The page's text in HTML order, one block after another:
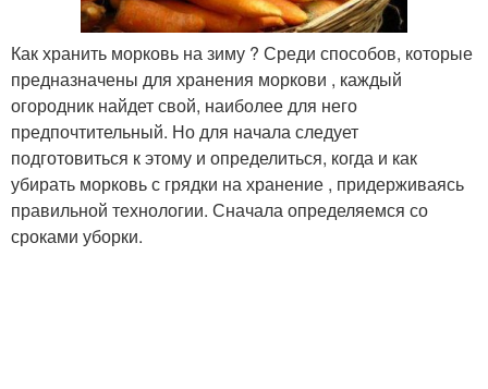
Как хранить морковь на зиму ? Среди способов, которые
предназначены для хранения моркови , каждый
огородник найдет свой, наиболее для него
предпочтительный. Но для начала следует
подготовиться к этому и определиться, когда и как
убирать морковь с грядки на хранение , придерживаясь
правильной технологии. Сначала определяемся со
сроками уборки.